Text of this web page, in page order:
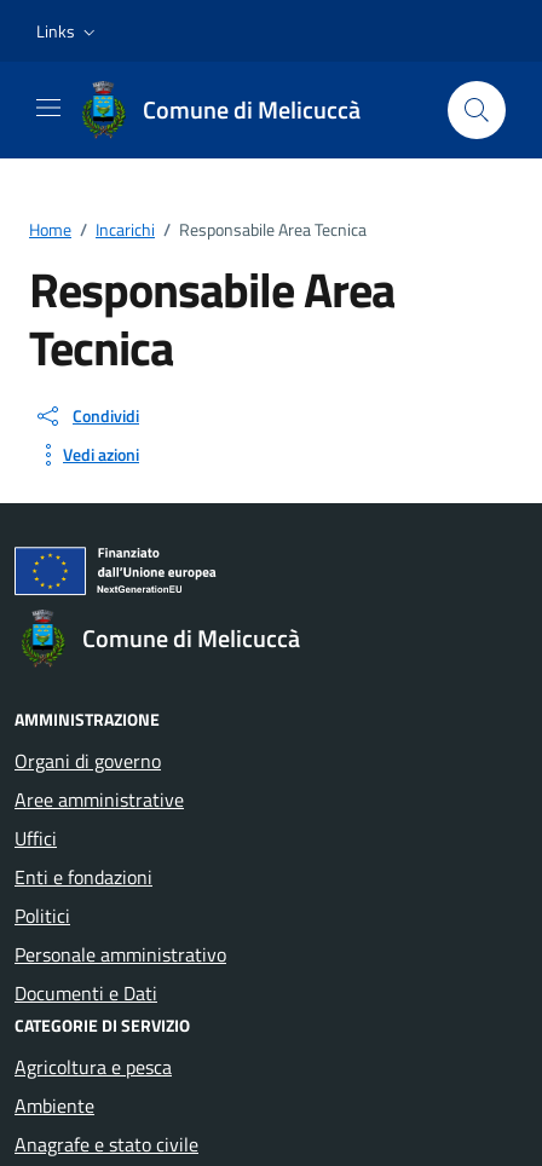
Links
Comune di Melicuccà
Home / Incarichi / Responsabile Area Tecnica
Responsabile Area
Tecnica
Condividi
Vedi azioni
Comune di Melicuccà
AMMINISTRAZIONE
Organi di governo
Aree amministrative
Uffici
Enti e fondazioni
Politici
Personale amministrativo
Documenti e Dati
CATEGORIE DI SERVIZIO
Agricoltura e pesca
Ambiente
Anagrafe e stato civile